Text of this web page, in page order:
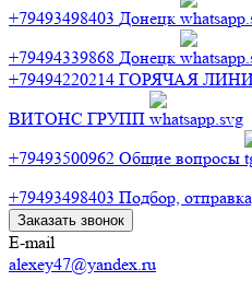
+79493498403 Донецк
+79494339868 Донецк
+79494220214 ГОРЯЧАЯ
ВИТОНС ГРУПП
+79493500962 Общие вопросы
+79493498403 Подбор,
Заказать звонок
E-mail
alexey47@yandex.ru